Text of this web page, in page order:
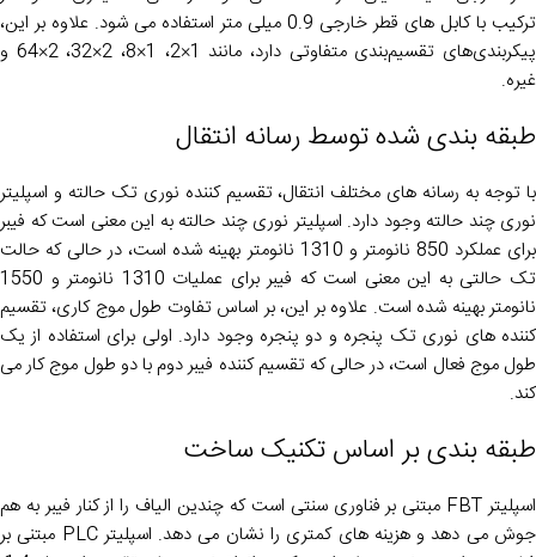
ترکیب با کابل های قطر خارجی 0.9 میلی متر استفاده می شود. علاوه بر این،
پیکربندی‌های تقسیم‌بندی متفاوتی دارد، مانند 1×2، 1×8، 2×32، 2×64 و
غیره.
طبقه بندی شده توسط رسانه انتقال
با توجه به رسانه های مختلف انتقال، تقسیم کننده نوری تک حالته و اسپلیتر
نوری چند حالته وجود دارد. اسپلیتر نوری چند حالته به این معنی است که فیبر
برای عملکرد 850 نانومتر و 1310 نانومتر بهینه شده است، در حالی که حالت
تک حالتی به این معنی است که فیبر برای عملیات 1310 نانومتر و 1550
نانومتر بهینه شده است. علاوه بر این، بر اساس تفاوت طول موج کاری، تقسیم
کننده های نوری تک پنجره و دو پنجره وجود دارد. اولی برای استفاده از یک
طول موج فعال است، در حالی که تقسیم کننده فیبر دوم با دو طول موج کار می
کند.
طبقه بندی بر اساس تکنیک ساخت
اسپلیتر FBT مبتنی بر فناوری سنتی است که چندین الیاف را از کنار فیبر به هم
جوش می دهد و هزینه های کمتری را نشان می دهد. اسپلیتر PLC مبتنی بر